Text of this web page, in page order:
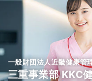
9:00～18:00（休
4週8休以上
月給40
気になる
一般財団法人近畿健康管
三重事業部 KKC